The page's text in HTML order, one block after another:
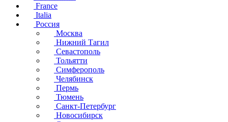
France
Italia
Россия
Москва
Нижний Тагил
Севастополь
Тольятти
Симферополь
Челябинск
Пермь
Тюмень
Санкт-Петербург
Новосибирск